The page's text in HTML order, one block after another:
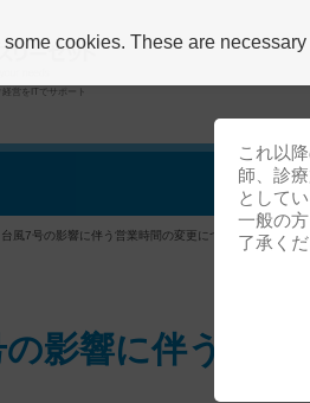
営をITでサポート
台風7号の影響に伴う営業時間の変更について(2024年8月
影響に伴う営業
これ以
師、診
としてい
一般の
了承くだ
cookies. These are